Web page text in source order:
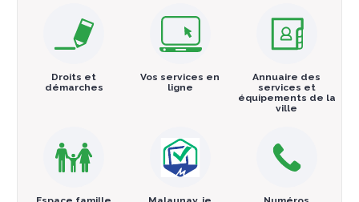
Droits et
démarches
Vos services en
ligne
Annuaire des
services et
équipements de la
ville